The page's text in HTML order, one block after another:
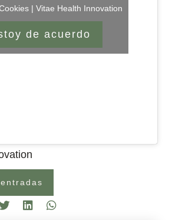
| Vitae Health Innovation
de acuerdo